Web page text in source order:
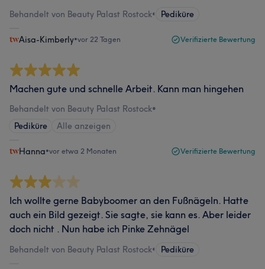
Behandelt von Beauty Palast Rostock• Pediküre
Aisa-Kimberly•vor 22 Tagen Verifizierte Bewertung
Machen gute und schnelle Arbeit. Kann man hingehen
Behandelt von Beauty Palast Rostock•
Pediküre
Alle anzeigen
Hanna•vor etwa 2 Monaten Verifizierte Bewertung
Ich wollte gerne Babyboomer an den Fußnägeln. Hatte
auch ein Bild gezeigt. Sie sagte, sie kann es. Aber leider
doch nicht . Nun habe ich Pinke Zehnägel
Behandelt von Beauty Palast Rostock• Pediküre